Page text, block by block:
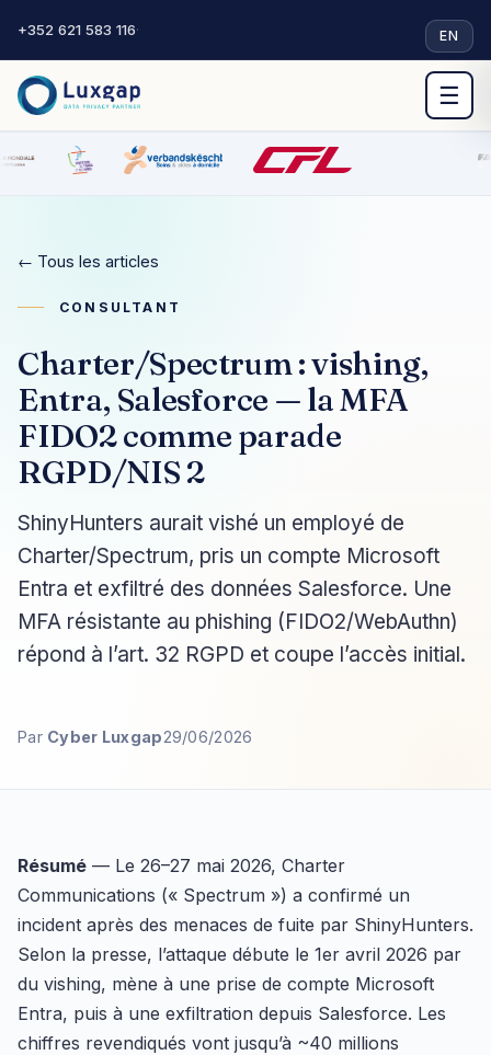
+352 621 583 116· EN
☰
← Tous les articles
CONSULTANT
Charter/Spectrum : vishing,
Entra, Salesforce — la MFA
FIDO2 comme parade
RGPD/NIS 2
ShinyHunters aurait vishé un employé de
Charter/Spectrum, pris un compte Microsoft
Entra et exfiltré des données Salesforce. Une
MFA résistante au phishing (FIDO2/WebAuthn)
répond à l’art. 32 RGPD et coupe l’accès initial.
Par Cyber Luxgap29/06/2026
Résumé — Le 26–27 mai 2026, Charter
Communications (« Spectrum ») a confirmé un
incident après des menaces de fuite par ShinyHunters.
Selon la presse, l’attaque débute le 1er avril 2026 par
du vishing, mène à une prise de compte Microsoft
Entra, puis à une exfiltration depuis Salesforce. Les
chiffres revendiqués vont jusqu’à ~40 millions